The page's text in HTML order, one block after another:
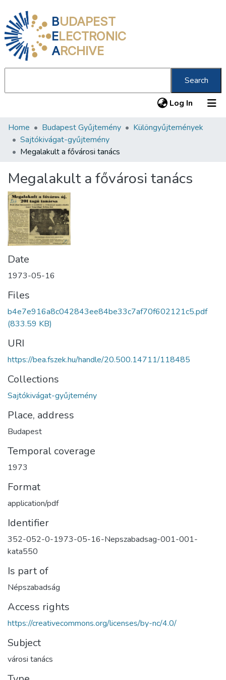
BUDAPEST
ELECTRONIC
ARCHIVE
Search
Log In (current)
Communities & Collections
All of DSpace
About us
Home Budapest Gyűjtemény
Különgyűjtemények
Sajtókivágat-gyűjtemény
Megalakult a fővárosi tanács
Megalakult a fővárosi tanács
Date
1973-05-16
Files
b4e7e916a8c042843ee84be33c7af70f602121c5.pdf
(833.59 KB)
URI
https://bea.fszek.hu/handle/20.500.14711/118485
Collections
Sajtókivágat-gyűjtemény
Place, address
Budapest
Temporal coverage
1973
Format
application/pdf
Identifier
352-052-0-1973-05-16-Nepszabadsag-001-001-
kata550
Is part of
Népszabadság
Access rights
https://creativecommons.org/licenses/by-nc/4.0/
Subject
városi tanács